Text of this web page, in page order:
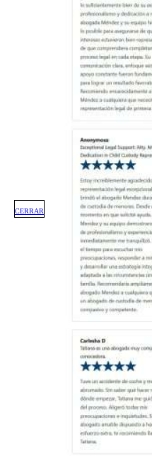
CERRAR